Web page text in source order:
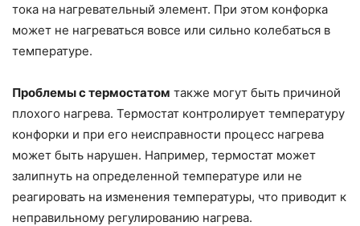
тока на нагревательный элемент. При этом конфорка
может не нагреваться вовсе или сильно колебаться в
температуре.
Проблемы с термостатом также могут быть причиной
плохого нагрева. Термостат контролирует температуру
конфорки и при его неисправности процесс нагрева
может быть нарушен. Например, термостат может
залипнуть на определенной температуре или не
реагировать на изменения температуры, что приводит к
неправильному регулированию нагрева.